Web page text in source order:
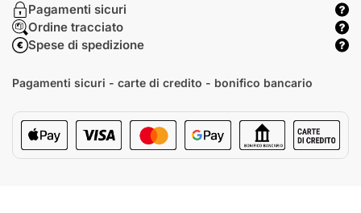
Pagamenti sicuri
Ordine tracciato
Spese di spedizione
Pagamenti sicuri - carte di credito - bonifico bancario